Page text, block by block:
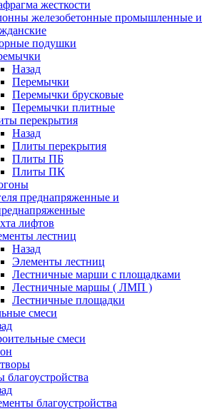
жесткости
железобетонные промышленные и
подушки
Назад
Перемычки
Перемычки брусковые
Перемычки плитные
перекрытия
Назад
Плиты перекрытия
Плиты ПБ
Плиты ПК
преднапряженные и
лифтов
лестниц
Назад
Элементы лестниц
Лестничные марши с площадками
Лестничные маршы ( ЛМП )
Лестничные площадки
смеси
смеси
благоустройства
благоустройства